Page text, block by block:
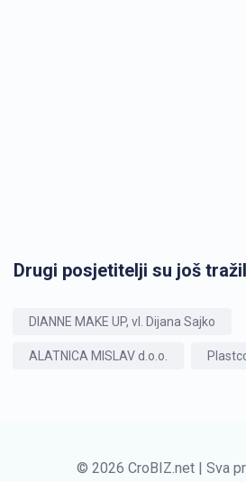
Drugi posjetitelji su još
DIANNE MAKE UP, vl. Dijana Sajko
ALATNICA MISLAV d.o.o.
© 2026 CroBIZ.net | Sva